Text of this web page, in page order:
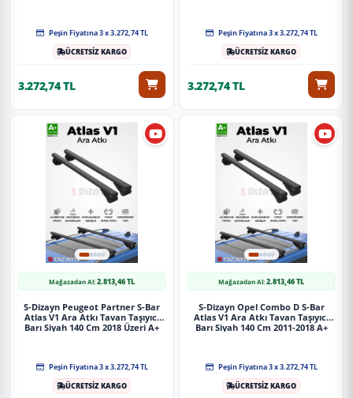
Peşin Fiyatına 3 x 3.272,74 TL
ÜCRETSİZ KARGO
3.272,74 TL
Peşin Fiyatına 3 x 3.272,74 TL
ÜCRETSİZ KARGO
3.272,74 TL
Mağazadan Al:2.813,46 TL
S-Dizayn Peugeot Partner S-Bar
Atlas V1 Ara Atkı Tavan Taşıyıcı
Barı Siyah 140 Cm 2018 Üzeri A+
Peşin Fiyatına 3 x 3.272,74 TL
ÜCRETSİZ KARGO
Mağazadan Al:2.813,46 TL
S-Dizayn Opel Combo D S-Bar
Atlas V1 Ara Atkı Tavan Taşıyıcı
Barı Siyah 140 Cm 2011-2018 A+
Peşin Fiyatına 3 x 3.272,74 TL
ÜCRETSİZ KARGO